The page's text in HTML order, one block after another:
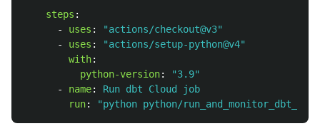
steps :
-
uses : "actions/checkout@v3"
-
uses : "actions/setup-python@v4"
with:
python-version: "3.9"
-
name:
Run dbt Cloud job
run: "python python/